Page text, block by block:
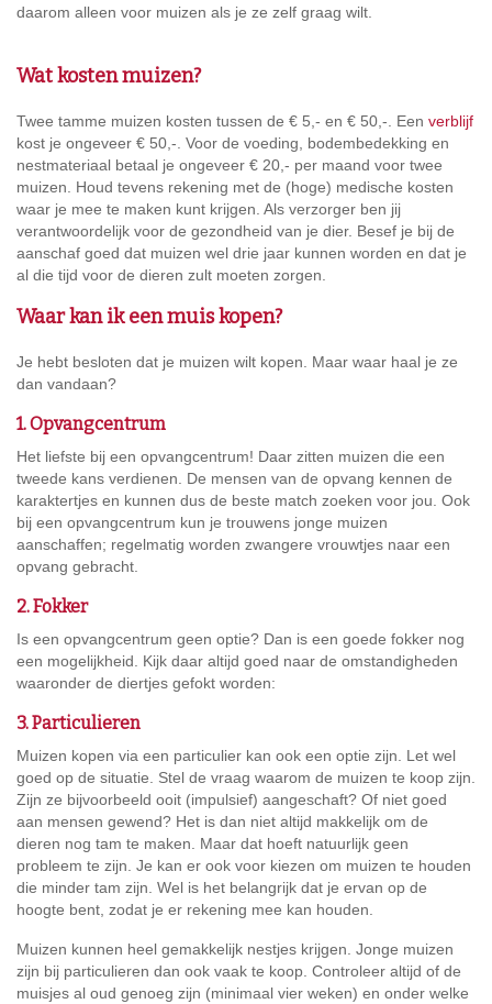
daarom alleen voor muizen als je ze zelf graag wilt.
Wat kosten muizen?
Twee tamme muizen kosten tussen de € 5,- en € 50,-. Een verblijf
kost je ongeveer € 50,-. Voor de voeding, bodembedekking en
nestmateriaal betaal je ongeveer € 20,- per maand voor twee
muizen. Houd tevens rekening met de (hoge) medische kosten
waar je mee te maken kunt krijgen. Als verzorger ben jij
verantwoordelijk voor de gezondheid van je dier. Besef je bij de
aanschaf goed dat muizen wel drie jaar kunnen worden en dat je
al die tijd voor de dieren zult moeten zorgen.
Waar kan ik een muis kopen?
Je hebt besloten dat je muizen wilt kopen. Maar waar haal je ze
dan vandaan?
1. Opvangcentrum
Het liefste bij een opvangcentrum! Daar zitten muizen die een
tweede kans verdienen. De mensen van de opvang kennen de
karaktertjes en kunnen dus de beste match zoeken voor jou. Ook
bij een opvangcentrum kun je trouwens jonge muizen
aanschaffen; regelmatig worden zwangere vrouwtjes naar een
opvang gebracht.
2. Fokker
Is een opvangcentrum geen optie? Dan is een goede fokker nog
een mogelijkheid. Kijk daar altijd goed naar de omstandigheden
waaronder de diertjes gefokt worden:
3. Particulieren
Muizen kopen via een particulier kan ook een optie zijn. Let wel
goed op de situatie. Stel de vraag waarom de muizen te koop zijn.
Zijn ze bijvoorbeeld ooit (impulsief) aangeschaft? Of niet goed
aan mensen gewend? Het is dan niet altijd makkelijk om de
dieren nog tam te maken. Maar dat hoeft natuurlijk geen
probleem te zijn. Je kan er ook voor kiezen om muizen te houden
die minder tam zijn. Wel is het belangrijk dat je ervan op de
hoogte bent, zodat je er rekening mee kan houden.
Muizen kunnen heel gemakkelijk nestjes krijgen. Jonge muizen
zijn bij particulieren dan ook vaak te koop. Controleer altijd of de
muisjes al oud genoeg zijn (minimaal vier weken) en onder welke